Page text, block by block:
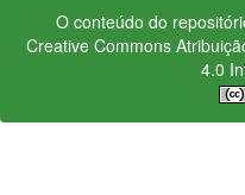
O conteúdo do
Creative Commons
4.0